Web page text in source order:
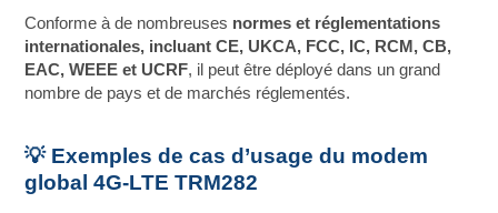
Conforme à de nombreuses normes et réglementations
internationales, incluant CE, UKCA, FCC, IC, RCM, CB,
EAC, WEEE et UCRF, il peut être déployé dans un grand
nombre de pays et de marchés réglementés.
💡 Exemples de cas d’usage du modem
global 4G-LTE TRM282